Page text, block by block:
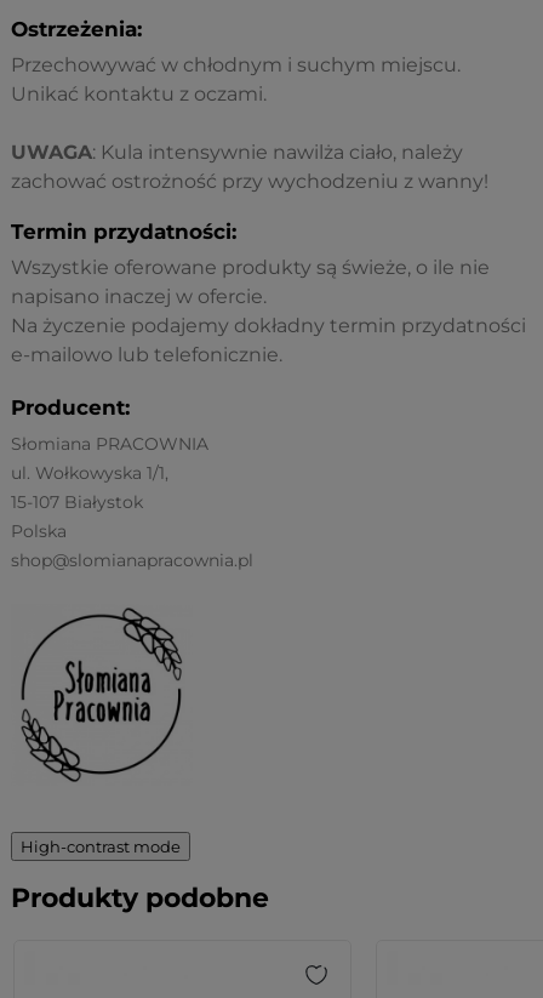
Ostrzeżenia:
Przechowywać w chłodnym i suchym miejscu.
Unikać kontaktu z oczami.
UWAGA: Kula intensywnie nawilża ciało, należy
zachować ostrożność przy wychodzeniu z wanny!
Termin przydatności:
Wszystkie oferowane produkty są świeże, o ile nie
napisano inaczej w ofercie.
Na życzenie podajemy dokładny termin przydatności
e-mailowo lub telefonicznie.
Producent:
Słomiana PRACOWNIA
ul. Wołkowyska 1/1,
15-107 Białystok
Polska
shop@slomianapracownia.pl
High-contrast mode
Produkty podobne